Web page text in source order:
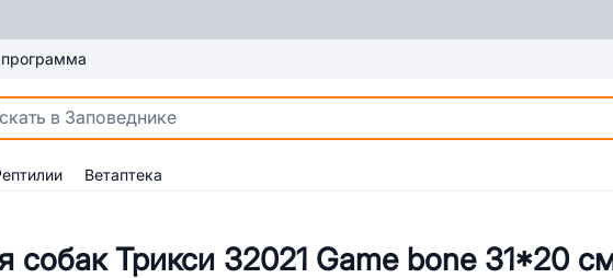
Ветаптека
собак Трикси 32021 Game bone 31*20